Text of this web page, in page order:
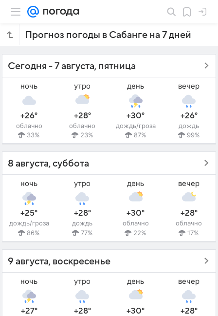
Прогноз погоды в Сабанге на 7 дней
Сегодня - 7 августа, пятница
ночь
+26°
облачно
33%
утро
+28°
облачно
23%
день
+30°
дождь/гроза
87%
вечер
+26°
дождь
99%
8 августа, суббота
ночь
+25°
дождь/гроза
86%
утро
+28°
дождь
77%
день
+30°
облачно
22%
вечер
+28°
облачно
17%
9 августа, воскресенье
ночь
+27°
утро
+28°
день
+30°
вечер
+28°